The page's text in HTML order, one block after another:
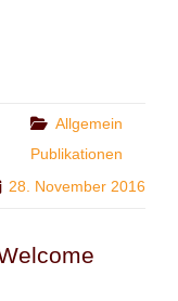
Categories
Allgemein
Publikationen
28. November 2016